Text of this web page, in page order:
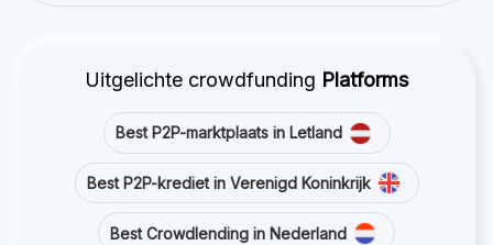
Uitgelichte crowdfunding Platforms
Best P2P-marktplaats in Letland
Best P2P-krediet in Verenigd Koninkrijk
Best Crowdlending in Nederland